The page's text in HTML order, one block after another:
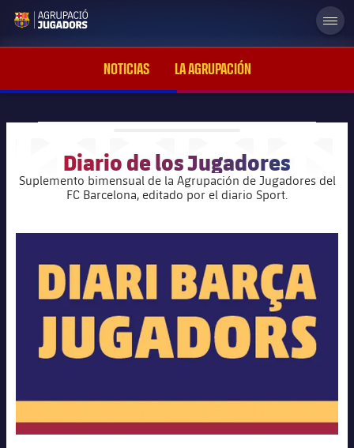
label.aria.abjlogo
NOTICIAS LA AGRUPACIÓN
plusicon
más
Órganos de gobierno
Noticias
Galerías de imágenes
Ayudas a exfutbolistas del FC Barcelona
Peñas FC Barcelona
plusicon
más
Estatutos
Cursos
Beca formativa
Diario Barça Jugadors MÁS
Seguimos en juego
Diario de los Jugadores
Suplemento bimensual de la Agrupación de Jugadores del
FC Barcelona, editado por el diario Sport.